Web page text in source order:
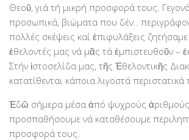
PayPal
Δράσεις
Τομείς
Νοσοκομεία
Φιλοξενία Κατ οίκον
Συνεργαζόμενοι Φορείς
Θεοῦ, γιά τή μικρή προσφορά τους.
προσωπικά, βιώματα που δέν..
πολλές σκέψεις καί ἐπιφυλάξεις
ἐθελοντές μας νά μᾶς τά ἐμπιστευθοῦν –
Στήν ἱστοσελίδα μας, τῆς Ἐθελοντικῆς
κατατίθενται κάποια λιγοστά
Ἐδῶ σήμερα μέσα ἀπό ψυχρούς
προσπαθήσουμε νά καταθέσουμε
προσφορά τους.